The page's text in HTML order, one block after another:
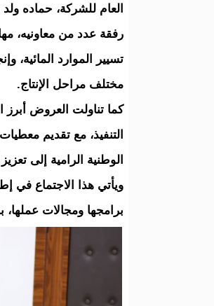
العام للشركة، حماده
رفقة عدد من معاونيه،
تسيير الموارد المائية،
مختلف مراحل الإنتاج.
كما تناولت العروض أبرز
التنفيذ، مع تقديم
الوطنية الرامية إلى
ويأتي هذا الاجتماع في
برامجها ومجالات عملها،